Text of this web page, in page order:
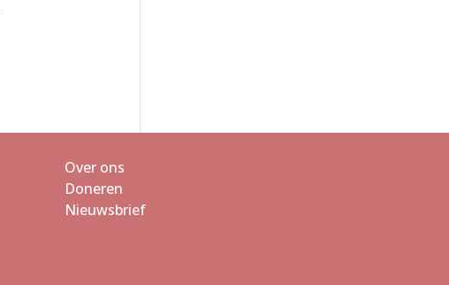
Over ons
Doneren
Nieuwsbrief